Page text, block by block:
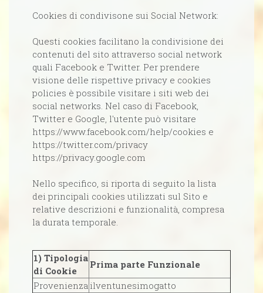
Cookies di condivisone sui Social Network:
Questi cookies facilitano la condivisione dei
contenuti del sito attraverso social network
quali Facebook e Twitter. Per prendere
visione delle rispettive privacy e cookies
policies è possibile visitare i siti web dei
social networks. Nel caso di Facebook,
Twitter e Google, l'utente può visitare
https://www.facebook.com/help/cookies e
https://twitter.com/privacy
https://privacy.google.com
Nello specifico, si riporta di seguito la lista
dei principali cookies utilizzati sul Sito e
relative descrizioni e funzionalità, compresa
la durata temporale.
1) Tipologia
di Cookie
Prima parte Funzionale
Provenienza ilventunesimogatto